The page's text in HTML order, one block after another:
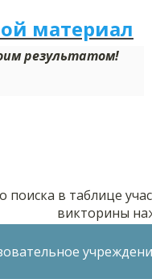
материал
результатом!
поиска в таблице
викторины